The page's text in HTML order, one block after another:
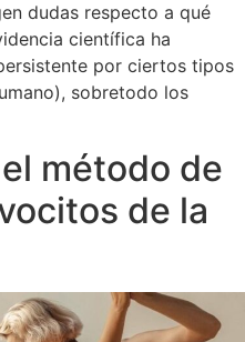
dudas respecto a qué
científica ha
por ciertos tipos
sobretodo los
método de
de la